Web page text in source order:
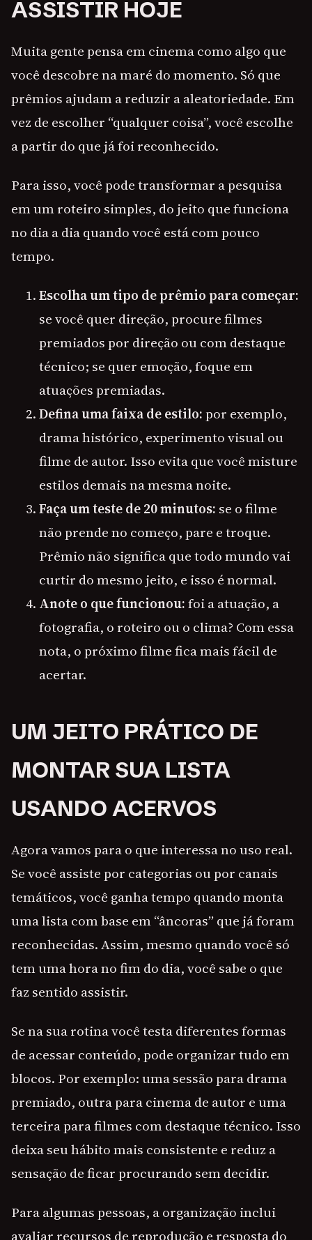
ASSISTIR HOJE
Muita gente pensa em cinema como algo que
você descobre na maré do momento. Só que
prêmios ajudam a reduzir a aleatoriedade. Em
vez de escolher “qualquer coisa”, você escolhe
a partir do que já foi reconhecido.
Para isso, você pode transformar a pesquisa
em um roteiro simples, do jeito que funciona
no dia a dia quando você está com pouco
tempo.
Escolha um tipo de prêmio para começar:
se você quer direção, procure filmes
premiados por direção ou com destaque
técnico; se quer emoção, foque em
atuações premiadas.
Defina uma faixa de estilo:por exemplo,
drama histórico, experimento visual ou
filme de autor. Isso evita que você misture
estilos demais na mesma noite.
Faça um teste de 20 minutos: se o filme
não prende no começo, pare e troque.
Prêmio não significa que todo mundo vai
curtir do mesmo jeito, e isso é normal.
Anote o que funcionou:foi a atuação, a
fotografia, o roteiro ou o clima? Com essa
nota, o próximo filme fica mais fácil de
acertar.
UM JEITO PRÁTICO DE
MONTAR SUA LISTA
USANDO ACERVOS
Agora vamos para o que interessa no uso real.
Se você assiste por categorias ou por canais
temáticos, você ganha tempo quando monta
uma lista com base em “âncoras” que já foram
reconhecidas. Assim, mesmo quando você só
tem uma hora no fim do dia, você sabe o que
faz sentido assistir.
Se na sua rotina você testa diferentes formas
de acessar conteúdo, pode organizar tudo em
blocos. Por exemplo: uma sessão para drama
premiado, outra para cinema de autor e uma
terceira para filmes com destaque técnico. Isso
deixa seu hábito mais consistente e reduz a
sensação de ficar procurando sem decidir.
Para algumas pessoas, a organização inclui
avaliar recursos de reprodução e resposta do